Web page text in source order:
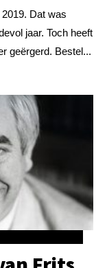
Dat was
jaar. Toch heeft
geërgerd. Bestel...